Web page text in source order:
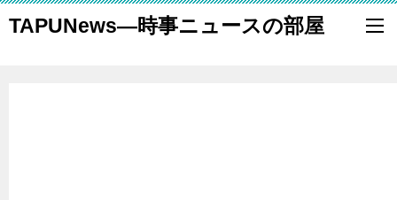
TAPUNews―時事ニュースの部屋